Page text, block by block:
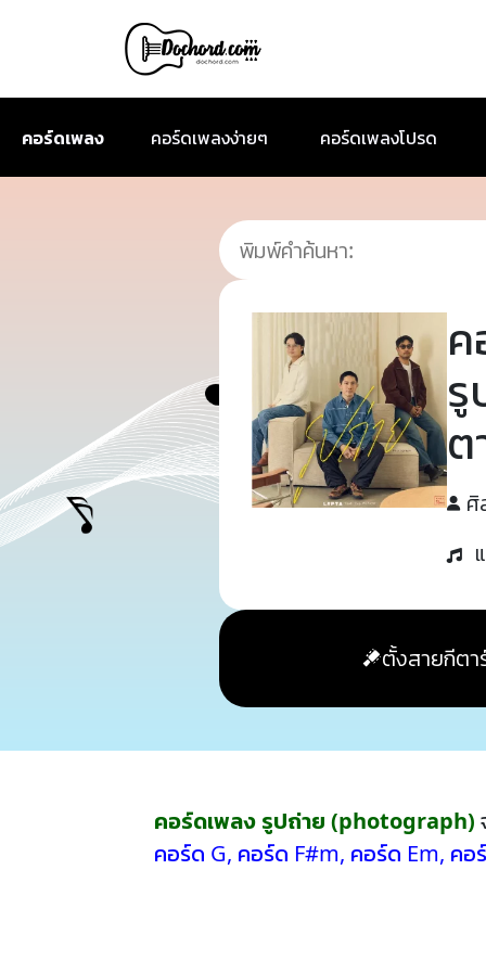
คอร์ดเพลง คอร์ดเพลงง่ายๆ คอร์ดเพลงโปรด
ต
ศิ
ตั้งสายกีตา
คอร์ดเพลง รูปถ่าย (photograph)
คอร์ด G, คอร์ด F#m, คอร์ด Em, คอ